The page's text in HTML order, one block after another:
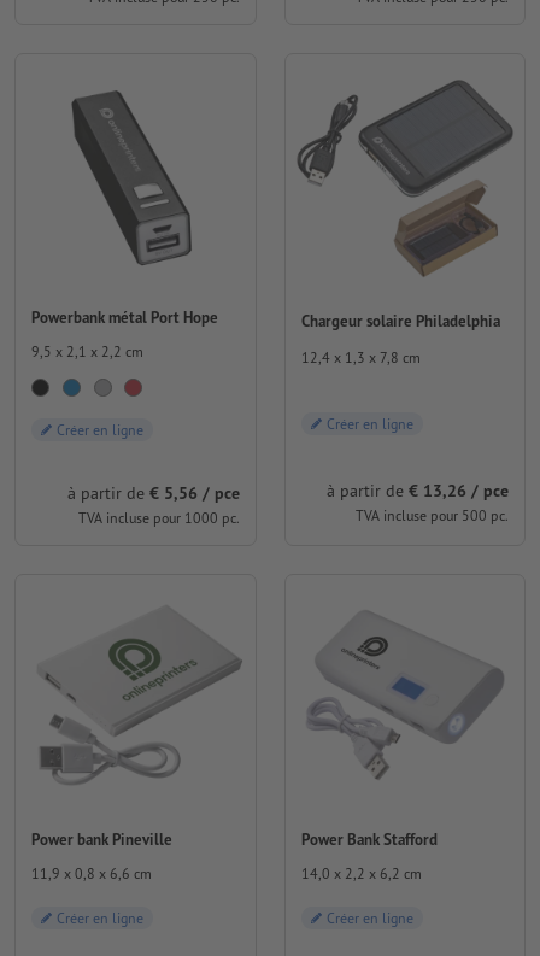
Powerbank métal Port Hope
9,5 x 2,1 x 2,2 cm
Créer en ligne
à partir de € 5,56 / pce
TVA incluse pour 1000 pc.
Chargeur solaire Philadelphia
12,4 x 1,3 x 7,8 cm
Créer en ligne
à partir de € 13,26 / pce
TVA incluse pour 500 pc.
Power bank Pineville
11,9 x 0,8 x 6,6 cm
Créer en ligne
Power Bank Stafford
14,0 x 2,2 x 6,2 cm
Créer en ligne